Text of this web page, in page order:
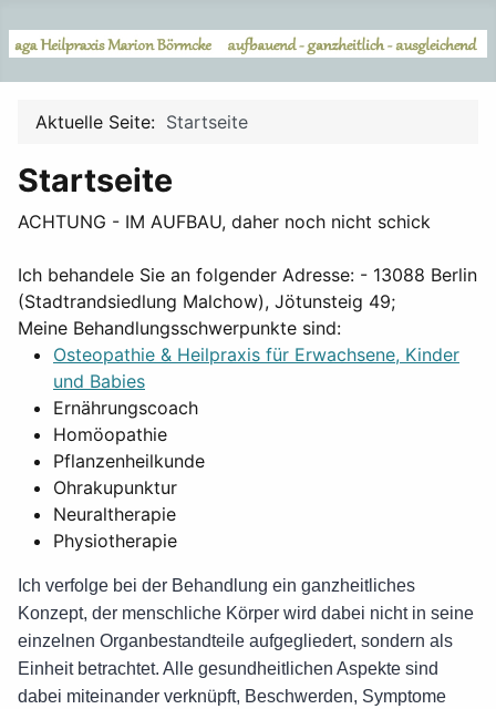
Aktuelle Seite: Startseite
Startseite
ACHTUNG - IM AUFBAU, daher noch nicht schick
Ich behandele Sie an folgender Adresse: - 13088 Berlin
(Stadtrandsiedlung Malchow), Jötunsteig 49;
Meine Behandlungsschwerpunkte sind:
Osteopathie & Heilpraxis für Erwachsene, Kinder
und Babies
Ernährungscoach
Homöopathie
Pflanzenheilkunde
Ohrakupunktur
Neuraltherapie
Physiotherapie
Ich verfolge bei der Behandlung ein ganzheitliches
Konzept, der menschliche Körper wird dabei nicht in seine
einzelnen Organbestandteile aufgegliedert, sondern als
Einheit betrachtet. Alle gesundheitlichen Aspekte sind
dabei miteinander verknüpft, Beschwerden, Symptome